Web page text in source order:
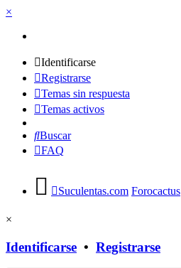
×
Identificarse
Registrarse
Temas sin respuesta
Temas activos
Buscar
FAQ
Suculentas.com Forocactus
×
Identificarse • Registrarse